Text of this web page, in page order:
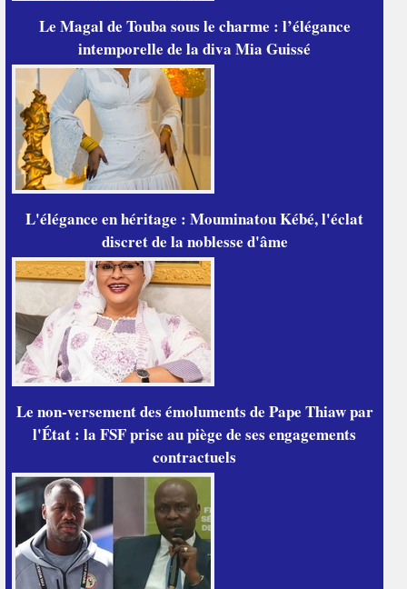
Le Magal de Touba sous le charme : l’élégance
intemporelle de la diva Mia Guissé
L'élégance en héritage : Mouminatou Kébé, l'éclat
discret de la noblesse d'âme
Le non-versement des émoluments de Pape Thiaw par
l'État : la FSF prise au piège de ses engagements
contractuels